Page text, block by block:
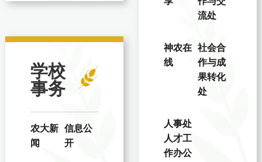
学校
事务
农大新
闻
信息公
开
流处
神农在
线
社会合
作与成
果转化
处
人事处
人才工
作办公